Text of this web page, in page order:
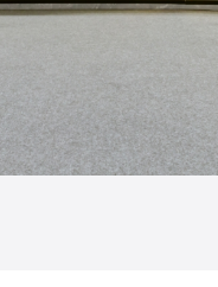
Alicantinas e